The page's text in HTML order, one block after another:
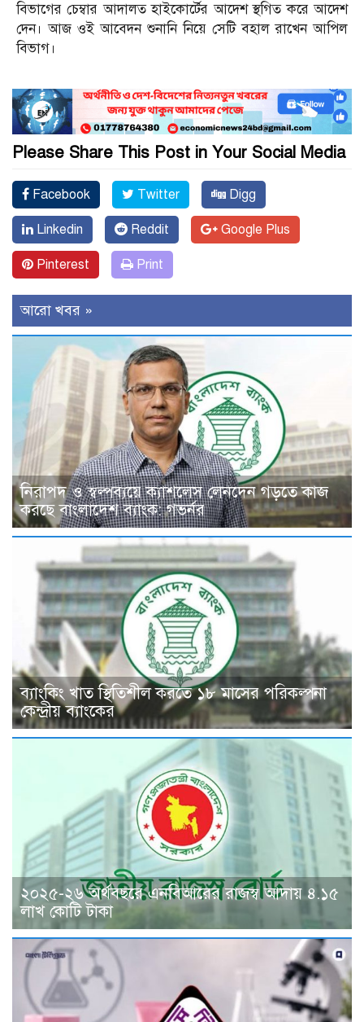
বিভাগের চেম্বার আদালত হাইকোর্টের আদেশ স্থগিত করে আদেশ
দেন। আজ ওই আবেদন শুনানি নিয়ে সেটি বহাল রাখেন আপিল
বিভাগ।
Please Share This Post in Your Social Media
Facebook Twitter Digg
Linkedin Reddit Google Plus
Pinterest Print
আরো খবর »
নিরাপদ ও স্বল্পব্যয়ে ক্যাশলেস লেনদেন গড়তে কাজ
করছে বাংলাদেশ ব্যাংক: গভর্নর
ব্যাংকিং খাত স্থিতিশীল করতে ১৮ মাসের পরিকল্পনা
কেন্দ্রীয় ব্যাংকের
২০২৫-২৬ অর্থবছরে এনবিআরের রাজস্ব আদায় ৪.১৫
লাখ কোটি টাকা